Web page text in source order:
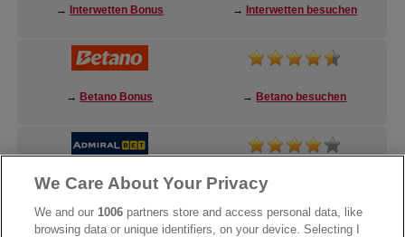
→ Interwetten Bonus → Interwetten besuchen
→ Betano Bonus → Betano besuchen
→AdmiralBet Bonus →AdmiralBet besuchen
We Care About Your Privacy
We and our1006 partners store and access personal data, like
browsing data or unique identifiers, on your device. Selecting I